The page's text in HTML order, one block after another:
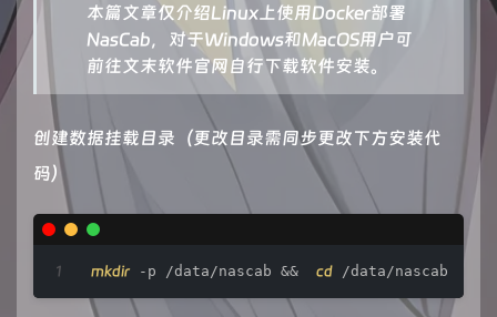
本篇文章仅介绍Linux上使用Docker部署
NasCab，对于Windows和MacOS用户可
前往文末软件官网自行下载软件安装。
创建数据挂载目录（更改目录需同步更改下方安装代
码）
mkdir -p /data/nascab && cd /data/nascab